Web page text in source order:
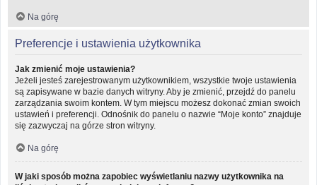
Na górę
Preferencje i ustawienia użytkownika
Jak zmienić moje ustawienia?
Jeżeli jesteś zarejestrowanym użytkownikiem, wszystkie twoje ustawienia
są zapisywane w bazie danych witryny. Aby je zmienić, przejdź do panelu
zarządzania swoim kontem. W tym miejscu możesz dokonać zmian swoich
ustawień i preferencji. Odnośnik do panelu o nazwie “Moje konto” znajduje
się zazwyczaj na górze stron witryny.
Na górę
W jaki sposób można zapobiec wyświetlaniu nazwy użytkownika na